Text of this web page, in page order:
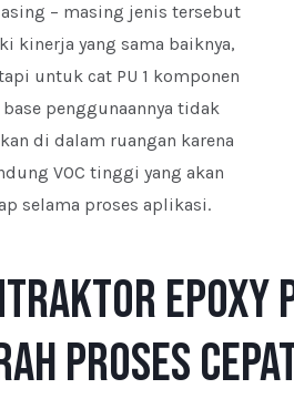
– masing jenis tersebut
kinerja yang sama baiknya,
untuk cat PU 1 komponen
penggunaannya tidak
di dalam ruangan karena
VOC tinggi yang akan
selama proses aplikasi.
Epoxy
Proses